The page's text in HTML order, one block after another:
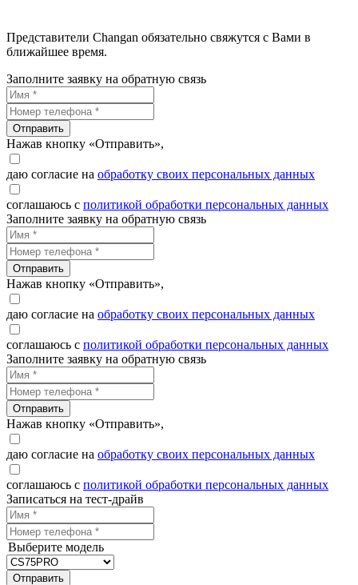
Представители Changan обязательно свяжутся с Вами в
ближайшее время.
Заполните заявку на обратную связь
Отправить
Нажав кнопку «Отправить»,
даю согласие на обработку своих персональных данных
соглашаюсь с политикой обработки персональных данных
Заполните заявку на обратную связь
Отправить
Нажав кнопку «Отправить»,
даю согласие на обработку своих персональных данных
соглашаюсь с политикой обработки персональных данных
Заполните заявку на обратную связь
Отправить
Нажав кнопку «Отправить»,
даю согласие на обработку своих персональных данных
соглашаюсь с политикой обработки персональных данных
Записаться на тест-драйв
Выберите модель
Отправить